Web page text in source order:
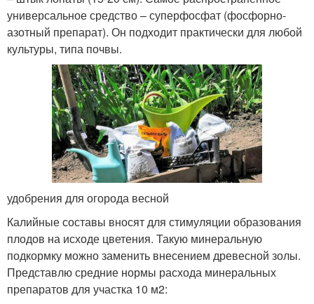
универсальное средство – суперфосфат (фосфорно-
азотный препарат). Он подходит практически для любой
культуры, типа почвы.
удобрения для огорода весной
Калийные составы вносят для стимуляции образования
плодов на исходе цветения. Такую минеральную
подкормку можно заменить внесением древесной золы.
Представлю средние нормы расхода минеральных
препаратов для участка 10 м2: